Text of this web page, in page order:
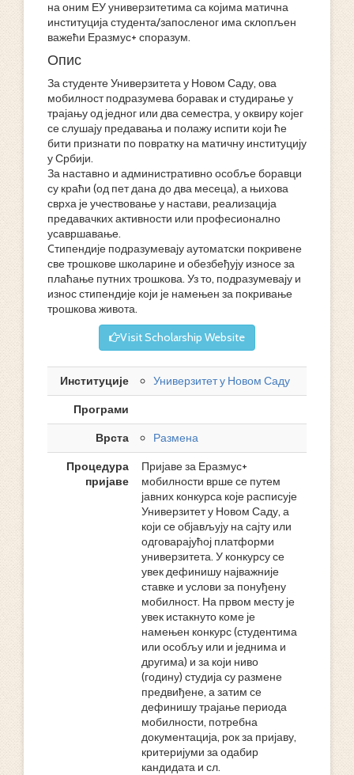
на оним ЕУ универзитетима са којима матична
институција студента/запосленог има склопљен
важећи Еразмус+ споразум.
Опис
За студенте Универзитета у Новом Саду, ова
мобилност подразумева боравак и студирање у
трајању од једног или два семестра, у оквиру којег
се слушају предавања и полажу испити који ће
бити признати по повратку на матичну институцију
у Србији.
За наставно и административно особље боравци
су краћи (од пет дана до два месеца), а њихова
сврха је учествовање у настави, реализација
предавачких активности или професионално
усавршавање.
Cтипендије подразумевају аутоматски покривене
све трошкове школарине и обезбеђују износе за
плаћање путних трошкова. Уз то, подразумевају и
износ стипендије који је намењен за покривање
трошкова живота.
Visit Scholarship Website
Институције
Универзитет у Новом Саду
Програми
Врста
Размена
Процедура
пријаве
Пријаве за Еразмус+
мобилности врше се путем
јавних конкурса које расписује
Универзитет у Новом Саду, а
који се објављују на сајту или
одговарајућој платформи
универзитета. У конкурсу се
увек дефинишу најважније
ставке и услови за понуђену
мобилност. На првом месту је
увек истакнуто коме је
намењен конкурс (студентима
или особљу или и једнима и
другима) и за који ниво
(годину) студија су размене
предвиђене, а затим се
дефинишу трајање периода
мобилности, потребна
документација, рок за пријаву,
критеријуми за одабир
кандидата и сл.